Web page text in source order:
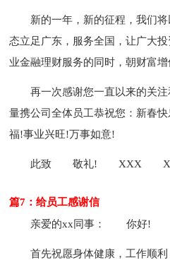
新的一年，新的征程，我们
态立足广东，服务全国，让广大
业金融理财服务的同时，朝财富增
再一次感谢您一直以来的关
量携公司全体员工恭祝您：新春
福!事业兴旺!万事如意!
此致 敬礼! XXX
篇7：给员工感谢信
亲爱的xx同事：
你好!
首先祝愿身体健康，工作顺